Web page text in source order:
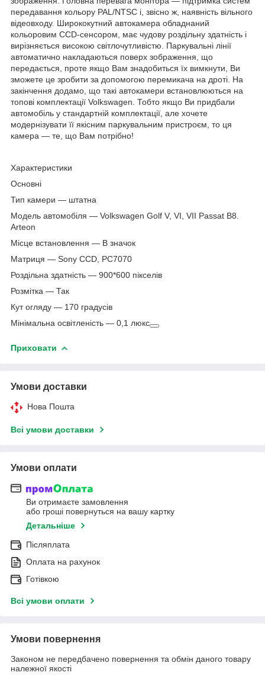
передавання кольору PAL/NTSC і, звісно ж, наявність вільного
відеовходу. Ширококутний автокамера обладнаний
кольоровим CCD-сенсором, має чудову роздільну здатність і
вирізняється високою світлочутливістю. Паркувальні лінії
автоматично накладаються поверх зображення, що
передається, проте якщо Вам знадобиться їх вимкнути, Ви
зможете це зробити за допомогою перемикача на дроті. На
закінчення додамо, що такі автокамери встановлюються на
топові комплектації Volkswagen. Тобто якщо Ви придбали
автомобіль у стандартній комплектації, але хочете
модернізувати її якісним паркувальним пристроєм, то ця
камера — те, що Вам потрібно!
Характеристики
Основні
Тип камери — штатна
Модель автомобіля — Volkswagen Golf V, VI, VII Passat B8.
Arteon
Місце встановлення — В значок
Матриця — Sony CCD, PC7070
Роздільна здатність — 900*600 пікселів
Розмітка — Так
Кут огляду — 170 градусів
Мінімальна освітленість — 0,1 люкс
Приховати
Умови доставки
Нова Пошта
Всі умови доставки
Умови оплати
Ви отримаєте замовлення
або гроші повернуться на вашу картку
Детальніше
Післяплата
Оплата на рахунок
Готівкою
Всі умови оплати
Умови повернення
Законом не передбачено повернення та обмін даного товару
належної якості